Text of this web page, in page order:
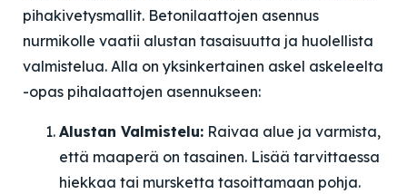
pihakivetysmallit. Betonilaattojen asennus
nurmikolle vaatii alustan tasaisuutta ja huolellista
valmistelua. Alla on yksinkertainen askel askeleelta
-opas pihalaattojen asennukseen:
Alustan Valmistelu: Raivaa alue ja varmista,
että maaperä on tasainen. Lisää tarvittaessa
hiekkaa tai mursketta tasoittamaan pohja.